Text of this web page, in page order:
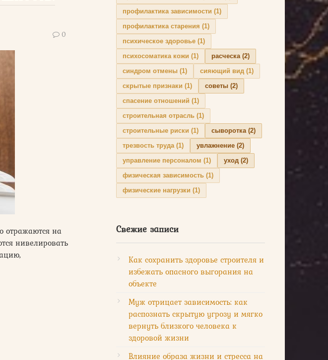
0
отражаются на
нивелировать
профилактика зависимости (1)
профилактика старения (1)
психическое здоровье (1)
психосоматика кожи (1) расческа(2)
синдром отмены (1) сияющий вид (1)
скрытые признаки (1) советы (2)
спасение отношений (1)
строительная отрасль (1)
строительные риски (1) сыворотка(2)
трезвость труда(1) увлажнение (2)
управление персоналом (1) уход (2)
физическая зависимость (1)
физические нагрузки (1)
Свежие записи
Как сохранить здоровье строителя и
избежать опасного выгорания на
объекте
Муж отрицает зависимость: как
распознать скрытую угрозу и мягко
вернуть близкого человека к
здоровой жизни
Влияние образа жизни и стресса на